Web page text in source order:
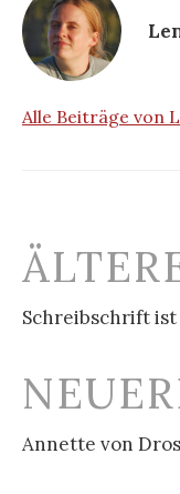
Alle Beiträge von
Beitrags-
Schreibschrift ist
Annette von